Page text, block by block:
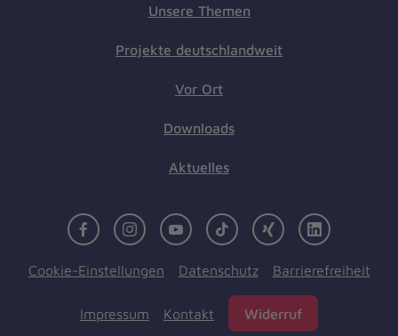
Unsere Themen
Projekte deutschlandweit
Vor Ort
Downloads
Aktuelles
FacebookInstagramYoutubeTikTok Xing LinkedIn
Cookie-Einstellungen Datenschutz Barrierefreiheit
Impressum Kontakt Widerruf